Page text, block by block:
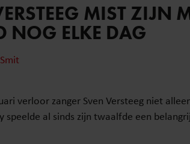
MIST ZIJN
NOG ELKE DAG
verloor zanger Sven Versteeg niet
speelde al sinds zijn twaalfde een